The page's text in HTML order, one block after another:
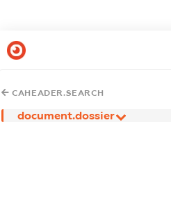
CAHEADER.SEARCH
document.dossier